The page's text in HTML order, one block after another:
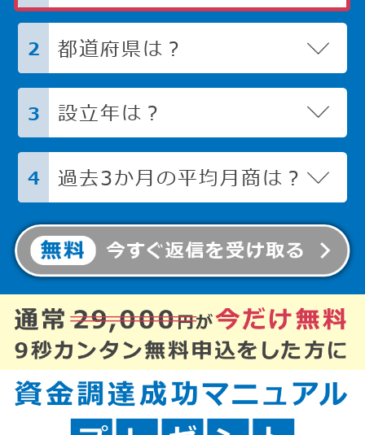
2 都道府県は？
3 設立年は？
4 過去3か月の平均月商は？